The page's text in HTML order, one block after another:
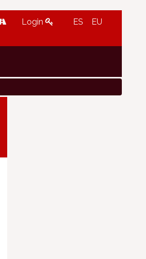
Login ES EU